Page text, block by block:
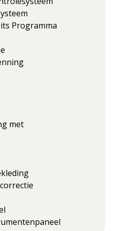
Programma
met